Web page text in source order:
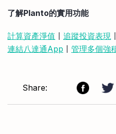
了解Planto的實用功能
計算資產淨值 〡 追蹤投資表現 〡
連結八達通App 〡 管理多個強
Share: